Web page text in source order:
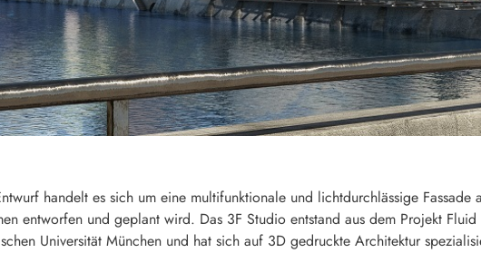
handelt es sich um eine multifunktionale und lichtdurchlässige
entworfen und geplant wird. Das 3F Studio entstand aus dem Projekt
Universität München und hat sich auf 3D gedruckte Architektur